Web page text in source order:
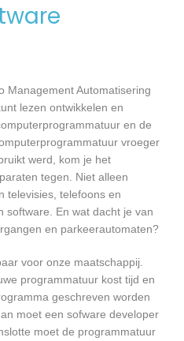
Management Automatisering
lezen ontwikkelen en
en de
vroeger
werd, kom je het
tegen. Niet alleen
televisies, telefoons en
software. En wat dacht je van
en parkeerautomaten?
voor onze maatschappij.
programmatuur kost tijd en
geschreven worden
moet een sofware developer
moet de programmatuur